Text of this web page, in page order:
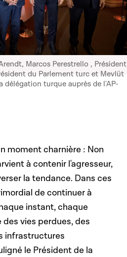
Marcos Perestrello , Président
du Parlement turc et Mevlüt
délégation turque auprès de l'AP-
moment charnière : Non
à contenir l'agresseur,
la tendance. Dans ces
de continuer à
instant, chaque
vies perdues,des
infrastructures
le Président de la